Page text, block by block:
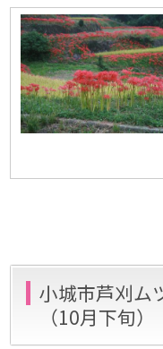
小城市芦刈ム
（10月下旬）